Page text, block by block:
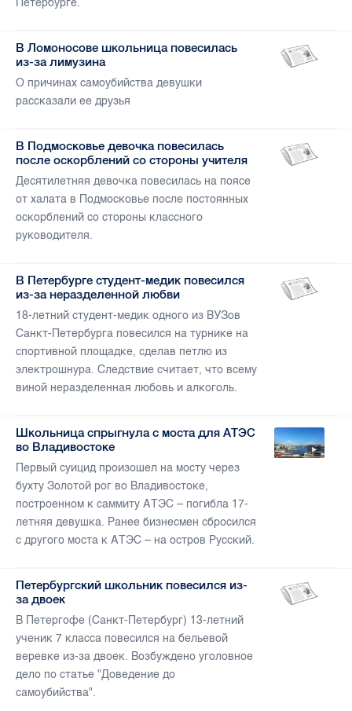
Петербурге.
В Ломоносове школьница повесилась
из-за лимузина
О причинах самоубийства девушки
рассказали ее друзья
В Подмосковье девочка повесилась
после оскорблений со стороны учителя
Десятилетняя девочка повесилась на поясе
от халата в Подмосковье после постоянных
оскорблений со стороны классного
руководителя.
В Петербурге студент-медик повесился
из-за неразделенной любви
18-летний студент-медик одного из ВУЗов
Санкт-Петербурга повесился на турнике на
спортивной площадке, сделав петлю из
электрошнура. Следствие считает, что всему
виной неразделенная любовь и алкоголь.
Школьница спрыгнула с моста для АТЭС
во Владивостоке
Первый суицид произошел на мосту через
бухту Золотой рог во Владивостоке,
построенном к саммиту АТЭС – погибла 17-
летняя девушка. Ранее бизнесмен сбросился
с другого моста к АТЭС – на остров Русский.
Петербургский школьник повесился из-
за двоек
В Петергофе (Санкт-Петербург) 13-летний
ученик 7 класса повесился на бельевой
веревке из-за двоек. Возбуждено уголовное
дело по статье "Доведение до
самоубийства".